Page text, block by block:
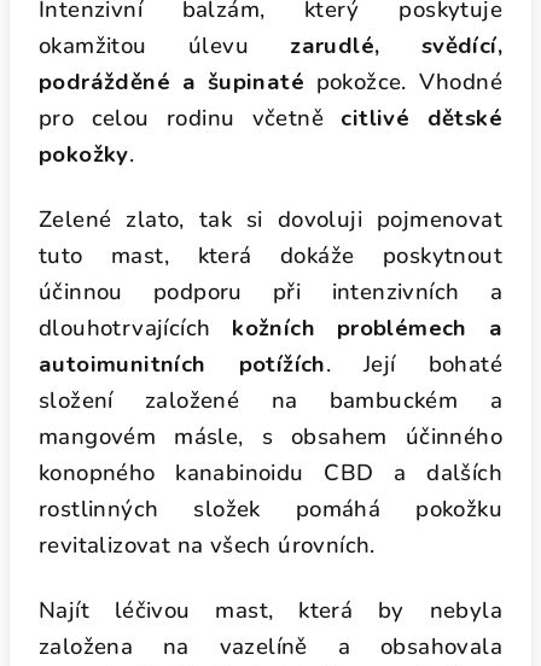
Intenzivní balzám, který poskytuje
okamžitou úlevu zarudlé, svědící,
podrážděné a šupinaté pokožce. Vhodné
pro celou rodinu včetně citlivé dětské
pokožky.
Zelené zlato, tak si dovoluji pojmenovat
tuto mast, která dokáže poskytnout
účinnou podporu při intenzivních a
dlouhotrvajících kožních problémech a
autoimunitních potížích. Její bohaté
složení založené na bambuckém a
mangovém másle, s obsahem účinného
konopného kanabinoidu CBD a dalších
rostlinných složek pomáhá pokožku
revitalizovat na všech úrovních.
Najít léčivou mast, která by nebyla
založena na vazelíně a obsahovala